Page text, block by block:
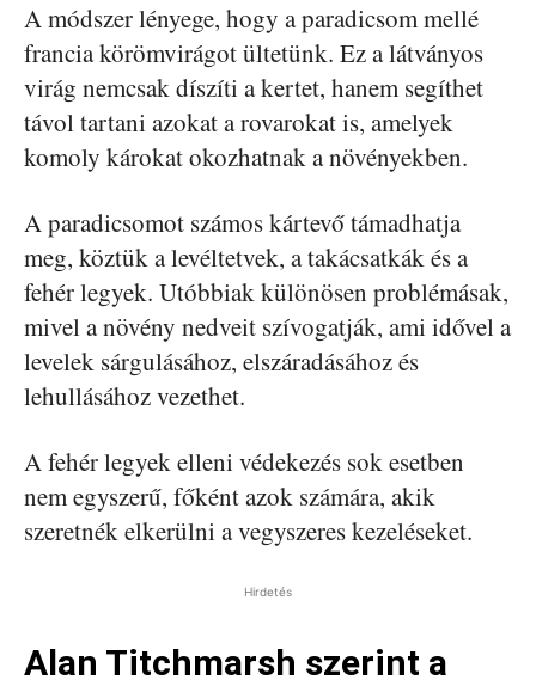
A módszer lényege, hogy a paradicsom mellé
francia körömvirágot ültetünk. Ez a látványos
virág nemcsak díszíti a kertet, hanem segíthet
távol tartani azokat a rovarokat is, amelyek
komoly károkat okozhatnak a növényekben.
A paradicsomot számos kártevő támadhatja
meg, köztük a levéltetvek, a takácsatkák és a
fehér legyek. Utóbbiak különösen problémásak,
mivel a növény nedveit szívogatják, ami idővel a
levelek sárgulásához, elszáradásához és
lehullásához vezethet.
A fehér legyek elleni védekezés sok esetben
nem egyszerű, főként azok számára, akik
szeretnék elkerülni a vegyszeres kezeléseket.
Hirdetés
Alan Titchmarsh szerint a